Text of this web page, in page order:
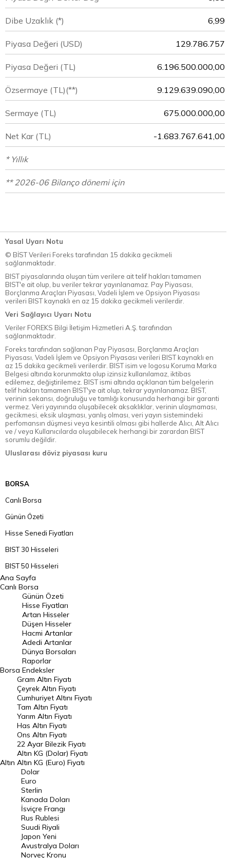
Dibe Uzaklık (*) 6,99
Piyasa Değeri (USD) 129.786.757
Piyasa Değeri (TL) 6.196.500.000,00
Özsermaye (TL)(**) 9.129.639.090,00
Sermaye (TL) 675.000.000,00
Net Kar (TL) -1.683.767.641,00
* Yıllık
** 2026-06 Bilanço dönemi için
Yasal Uyarı Notu
© BİST Verileri Foreks tarafından 15 dakika gecikmeli
sağlanmaktadır.
BIST piyasalarında oluşan tüm verilere ait telif hakları tamamen
BIST'e ait olup, bu veriler tekrar yayınlanamaz. Pay Piyasası,
Borçlanma Araçları Piyasası, Vadeli İşlem ve Opsiyon Piyasası
verileri BIST kaynaklı en az 15 dakika gecikmeli verilerdir.
Veri Sağlayıcı Uyarı Notu
Veriler FOREKS Bilgi İletişim Hizmetleri A.Ş. tarafından
sağlanmaktadır.
Foreks tarafından sağlanan Pay Piyasası, Borçlanma Araçları
Piyasası, Vadeli İşlem ve Opsiyon Piyasası verileri BIST kaynaklı en
az 15 dakika gecikmeli verilerdir. BIST isim ve logosu Koruma Marka
Belgesi altında korunmakta olup izinsiz kullanılamaz, iktibas
edilemez, değiştirilemez. BIST ismi altında açıklanan tüm belgelerin
telif hakları tamamen BIST'ye ait olup, tekrar yayınlanamaz. BIST,
verinin sekansı, doğruluğu ve tamlığı konusunda herhangi bir garanti
vermez. Veri yayınında oluşabilecek aksaklıklar, verinin ulaşmaması,
gecikmesi, eksik ulaşması, yanlış olması, veri yayın sistemindeki
perfomansın düşmesi veya kesintili olması gibi hallerde Alıcı, Alt Alıcı
ve / veya Kullanıcılarda oluşabilecek herhangi bir zarardan BIST
sorumlu değildir.
Uluslarası döviz piyasası kuru
BORSA
Canlı Borsa
Günün Özeti
Hisse Senedi Fiyatları
BIST 30 Hisseleri
BIST 50 Hisseleri
BIST 100 Hisseleri
En Çok Artan Hisseler
En Çok Düşen Hisseler
Hacmi Artanlar
Geçmiş Kapanışlar
Dünya Borsaları
Raporlar
Endeksler
DÖVİZ
Döviz Kuru
Dolar Kuru
Euro Kuru
Pound Kuru
Frank Kuru
Riyal Kuru
Avustralya Doları
Danimarka Kronu Kuru
Ana Sayfa
Canlı Borsa
Borsa
Günün Özeti
Hisse Fiyatları
Artan Hisseler
Düşen Hisseler
Hacmi Artanlar
Adedi Artanlar
Dünya Borsaları
Raporlar
Endeksler
Altın
Gram Altın Fiyatı
Çeyrek Altın Fiyatı
Cumhuriyet Altını Fiyatı
Tam Altın Fiyatı
Yarım Altın Fiyatı
Has Altın Fiyatı
Ons Altın Fiyatı
22 Ayar Bilezik Fiyatı
Altın KG (Dolar) Fiyatı
Altın KG (Euro) Fiyatı
Dolar
Euro
Sterlin
Kanada Doları
İsviçre Frangı
Rus Rublesi
Suudi Riyali
Japon Yeni
Avustralya Doları
Norveç Kronu